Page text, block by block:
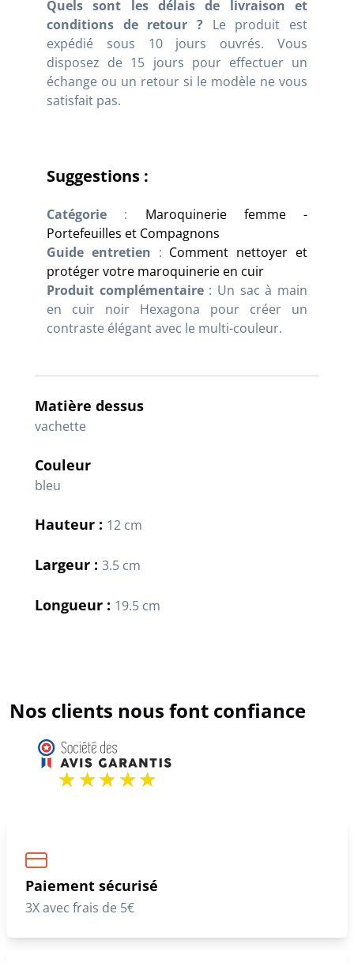
Quels sont les délais de livraison et
conditions de retour ? Le produit est
expédié sous 10 jours ouvrés. Vous
disposez de 15 jours pour effectuer un
échange ou un retour si le modèle ne vous
satisfait pas.
Suggestions :
Catégorie : Maroquinerie femme -
Portefeuilles et Compagnons
Guide entretien : Comment nettoyer et
protéger votre maroquinerie en cuir
Produit complémentaire: Un sac à main
en cuir noir Hexagona pour créer un
contraste élégant avec le multi-couleur.
Matière dessus
vachette
Couleur
bleu
Hauteur : 12 cm
Largeur : 3.5 cm
Longueur : 19.5 cm
Nos clients nous font confiance
Paiement sécurisé
3X avec frais de 5€